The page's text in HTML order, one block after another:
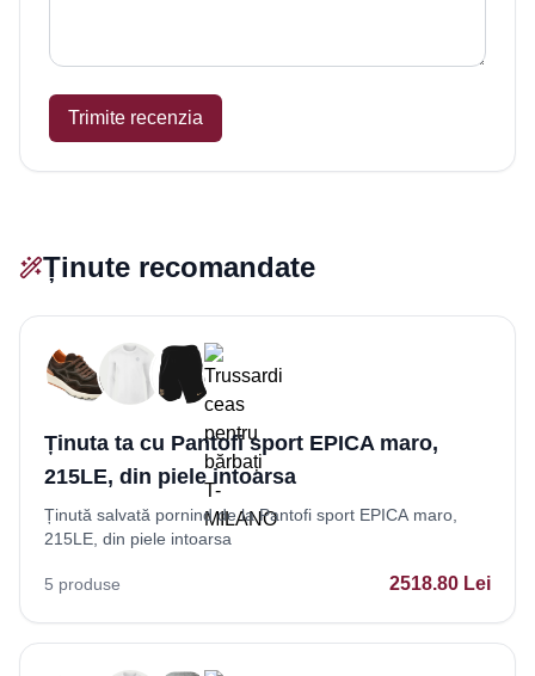
Trimite recenzia
Ținute recomandate
Ținuta ta cu Pantofi sport EPICA maro,
215LE, din piele intoarsa
Ținută salvată pornind de la Pantofi sport EPICA maro,
215LE, din piele intoarsa
5 produse 2518.80 Lei